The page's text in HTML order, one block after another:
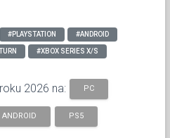
#PLAYSTATION #ANDROID
#XBOX SERIES X/S
2026 na: PC
ANDROID PS5